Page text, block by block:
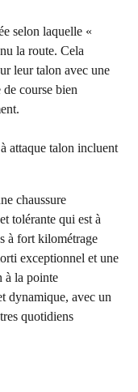
selon laquelle «
la route. Cela
leur talon avec une
course bien
attaque talon incluent
chaussure
tolérante qui est à
à fort kilométrage
exceptionnel et une
à la pointe
dynamique, avec un
quotidiens